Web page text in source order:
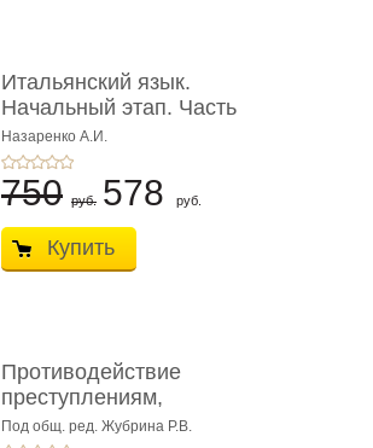
Итальянский язык.
Начальный этап. Часть
2. Учеб� ...
Назаренко А.И.
750 руб. 578 руб.
Купить
Противодействие
преступлениям,
совершаемым с ...
Под общ. ред. Жубрина Р.В.